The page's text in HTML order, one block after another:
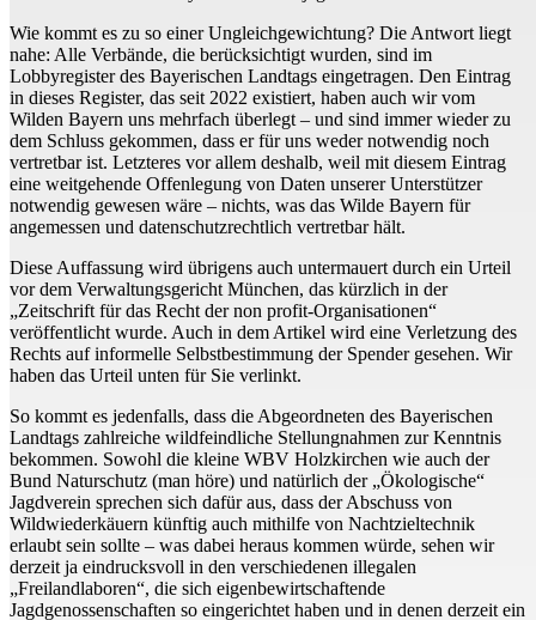
Wie kommt es zu so einer Ungleichgewichtung? Die Antwort liegt
nahe: Alle Verbände, die berücksichtigt wurden, sind im
Lobbyregister des Bayerischen Landtags eingetragen. Den Eintrag
in dieses Register, das seit 2022 existiert, haben auch wir vom
Wilden Bayern uns mehrfach überlegt – und sind immer wieder zu
dem Schluss gekommen, dass er für uns weder notwendig noch
vertretbar ist. Letzteres vor allem deshalb, weil mit diesem Eintrag
eine weitgehende Offenlegung von Daten unserer Unterstützer
notwendig gewesen wäre – nichts, was das Wilde Bayern für
angemessen und datenschutzrechtlich vertretbar hält.
Diese Auffassung wird übrigens auch untermauert durch ein Urteil
vor dem Verwaltungsgericht München, das kürzlich in der
„Zeitschrift für das Recht der non profit-Organisationen“
veröffentlicht wurde. Auch in dem Artikel wird eine Verletzung des
Rechts auf informelle Selbstbestimmung der Spender gesehen. Wir
haben das Urteil unten für Sie verlinkt.
So kommt es jedenfalls, dass die Abgeordneten des Bayerischen
Landtags zahlreiche wildfeindliche Stellungnahmen zur Kenntnis
bekommen. Sowohl die kleine WBV Holzkirchen wie auch der
Bund Naturschutz (man höre) und natürlich der „Ökologische“
Jagdverein sprechen sich dafür aus, dass der Abschuss von
Wildwiederkäuern künftig auch mithilfe von Nachtzieltechnik
erlaubt sein sollte – was dabei heraus kommen würde, sehen wir
derzeit ja eindrucksvoll in den verschiedenen illegalen
„Freilandlaboren“, die sich eigenbewirtschaftende
Jagdgenossenschaften so eingerichtet haben und in denen derzeit ein